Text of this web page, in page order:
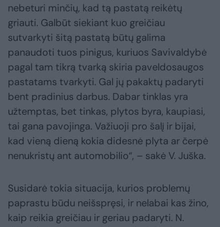
nebeturi minčių, kad tą pastatą reikėtų
griauti. Galbūt siekiant kuo greičiau
sutvarkyti šitą pastatą būtų galima
panaudoti tuos pinigus, kuriuos Savivaldybė
pagal tam tikrą tvarką skiria paveldosaugos
pastatams tvarkyti. Gal jų pakaktų padaryti
bent pradinius darbus. Dabar tinklas yra
užtemptas, bet tinkas, plytos byra, kaupiasi,
tai gana pavojinga. Važiuoji pro šalį ir bijai,
kad vieną dieną kokia didesnė plyta ar čerpė
nenukristų ant automobilio“, – sakė V. Juška.
Susidarė tokia situacija, kurios problemų
paprastu būdu neišspręsi, ir nelabai kas žino,
kaip reikia greičiau ir geriau padaryti. N.